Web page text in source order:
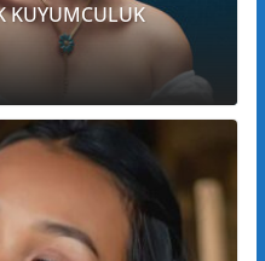
KUYUMCULUK